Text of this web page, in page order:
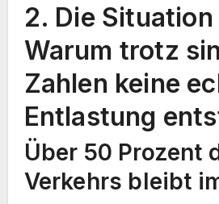
2. Die
Warum trotz
Zahlen keine
Entlastung
Über 50 Prozent
Verkehrs bleibt